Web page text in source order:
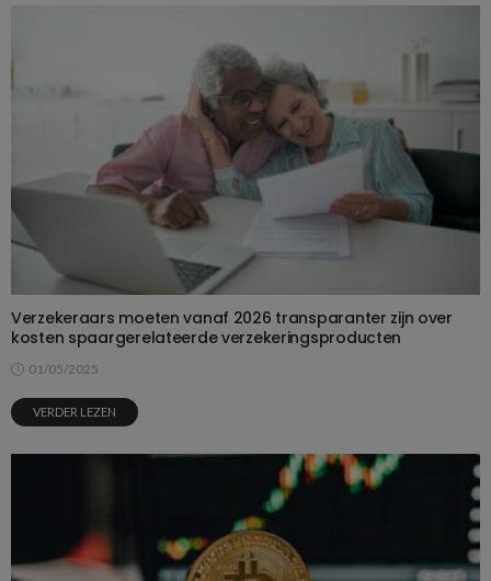
Verzekeraars moeten vanaf 2026 transparanter zijn over
kosten spaargerelateerde verzekeringsproducten
01/05/2025
VERDER LEZEN